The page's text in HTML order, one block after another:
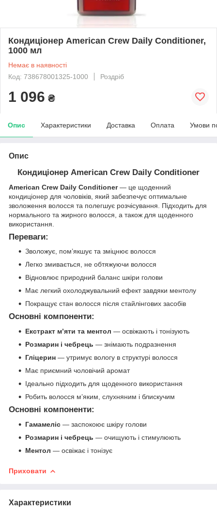
Кондиціонер American Crew Daily Conditioner,
1000 мл
Немає в наявності
Код: 738678001325-1000
Роздріб
1 096 ₴
Опис Характеристики Доставка Оплата Умови
Опис
Кондиціонер American Crew Daily Conditioner
American Crew Daily Conditioner— це щоденний
кондиціонер для чоловіків, який забезпечує оптимальне
зволоження волосся та полегшує розчісування. Підходить для
нормального та жирного волосся, а також для щоденного
використання.
Переваги:
Зволожує, пом’якшує та зміцнює волосся
Легко змивається, не обтяжуючи волосся
Відновлює природний баланс шкіри голови
Має легкий охолоджувальний ефект завдяки ментолу
Покращує стан волосся після стайлінгових засобів
Основні компоненти:
Екстракт м’яти та ментол — освіжають і тонізують
Розмарин і чебрець — знімають подразнення
Гліцерин — утримує вологу в структурі волосся
Має приємний чоловічий аромат
Ідеально підходить для щоденного використання
Робить волосся м’яким, слухняним і блискучим
Основні компоненти:
Гамамеліс — заспокоює шкіру голови
Розмарин і чебрець — очищують і стимулюють
Ментол — освіжає і тонізує
Приховати
Характеристики